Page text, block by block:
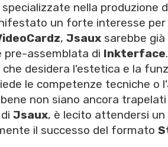
nella produzione
un forte interesse
, Jsaux sarebbe
pre-assemblata di Inkterface
desidera l'estetica e la
le competenze tecniche
non siano ancora
Jsaux, è lecito attendersi
il successo del formato